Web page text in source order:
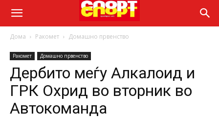
Дома Ракомет Домашно првенство
Ракомет Домашно првенство
Дербито меѓу Алкалоид и
ГРК Охрид во вторник во
Автокоманда